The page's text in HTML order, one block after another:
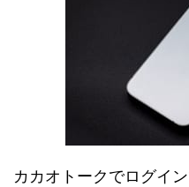
カカオトークでログイ